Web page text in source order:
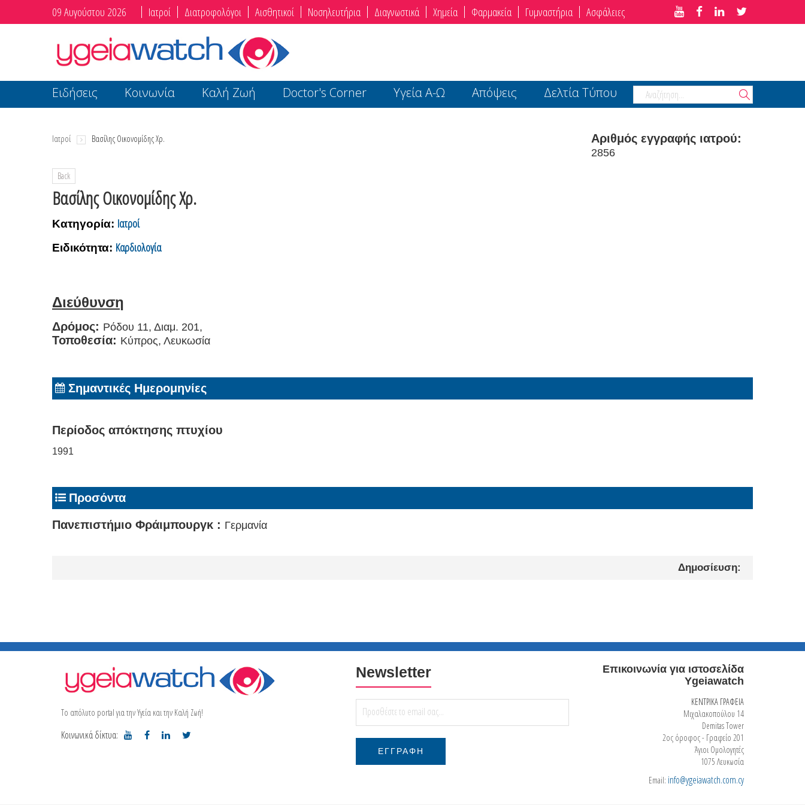
09 Αυγούστου 2026 Ιατροί Διατροφολόγοι Αισθητικοί Νοσηλευτήρια Διαγνωστικά Χημεία Φαρμακεία Γυμναστήρια Ασφάλειες
Ειδήσεις Κοινωνία Καλή Ζωή Doctor's Corner Υγεία Α-Ω Απόψεις Δελτία Τύπου
Ιατροί Βασίλης Οικονομίδης Χρ.
Back
Βασίλης Οικονομίδης Χρ.
Κατηγορία: Ιατροί
Ειδικότητα: Καρδιολογία
Αριθμός εγγραφής ιατρού:
2856
Διεύθυνση
Δρόμος: Ρόδου 11, Διαμ. 201,
Τοποθεσία: Κύπρος, Λευκωσία
Σημαντικές Ημερομηνίες
Περίοδος απόκτησης πτυχίου
1991
Προσόντα
Πανεπιστήμιο Φράιμπουργκ : Γερμανία
Δημοσίευση:
Το απόλυτο portal για την Υγεία και την Καλή Ζωή!
Κοινωνικά δίκτυα:
Newsletter
Επικοινωνία για ιστοσελίδα
Ygeiawatch
ΚΕΝΤΡΙΚΑ ΓΡΑΦΕΙΑ
Μιχαλακοπούλου 14
Demitas Tower
2ος όροφος - Γραφείο 201
Άγιοι Ομολογητές
1075 Λευκωσία
Email: info@ygeiawatch.com.cy